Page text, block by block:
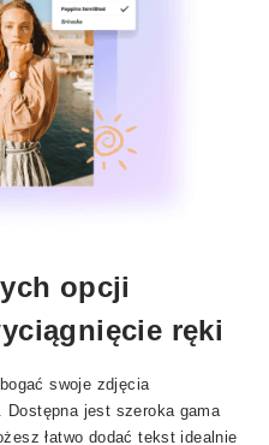
opcji
ręki
swoje zdjęcia
jest szeroka gama
łatwo dodać tekst idealnie